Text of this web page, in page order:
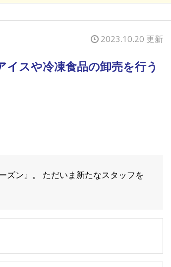
2023.10.20 更新
スや冷凍食品の卸売を行う
ズン』。 ただいま新たなスタッフを